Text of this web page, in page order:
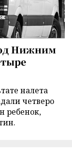
Нижним
налета
четверо
ребенок,